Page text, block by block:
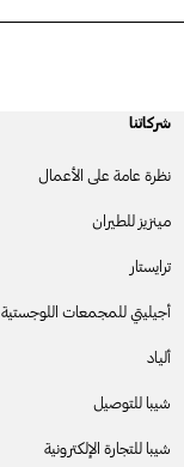
شركاتنا
نظرة عامة على الأعمال
مينزيز للطيران
ترايستار
أجيليتي للمجمعات اللوجستية
أليـاد
شيبا للتوصيل
شيبا للتجارة الإلكترونية